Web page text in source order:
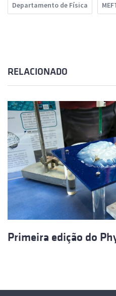
Departamento de Física
RELACIONADO
Primeira edição do